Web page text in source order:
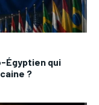
Égyptien qui
?